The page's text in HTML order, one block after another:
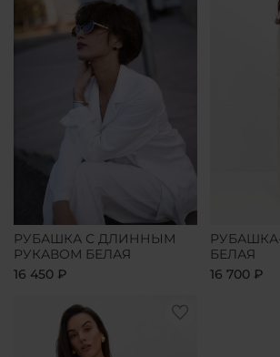
РУБАШКА С ДЛИННЫМ
РУКАВОМ БЕЛАЯ
16 450 ₽
БЕЛАЯ
16 700 ₽